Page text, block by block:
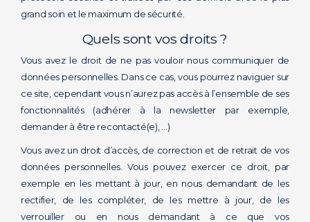
grand soin et le maximum de sécurité.
Quels sont vos droits ?
Vous avez le droit de ne pas vouloir nous communiquer de
données personnelles. Dans ce cas, vous pourrez naviguer sur
ce site, cependant vous n’aurez pas accès à l’ensemble de ses
fonctionnalités (adhérer à la newsletter par exemple,
demander à être recontacté(e), …)
Vous avez un droit d’accès, de correction et de retrait de vos
données personnelles. Vous pouvez exercer ce droit, par
exemple en les mettant à jour, en nous demandant de les
rectifier, de les compléter, de les mettre à jour, de les
verrouiller ou en nous demandant à ce que vos